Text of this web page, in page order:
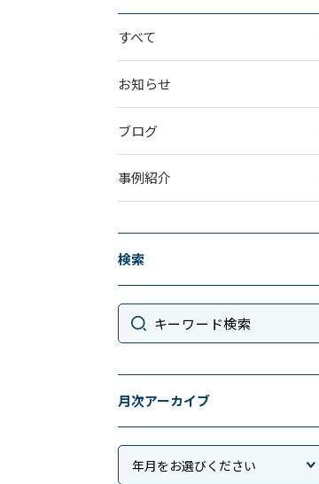
すべて
お知らせ
ブログ
事例紹介
検索
月次アーカイブ